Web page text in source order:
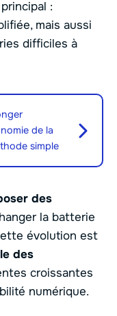
:
mais aussi
difficiles à
de la
simple
des
la batterie
évolution est
des
croissantes
numérique.